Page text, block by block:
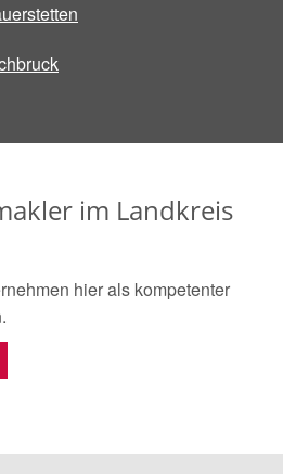
im Landkreis
hier als kompetenter